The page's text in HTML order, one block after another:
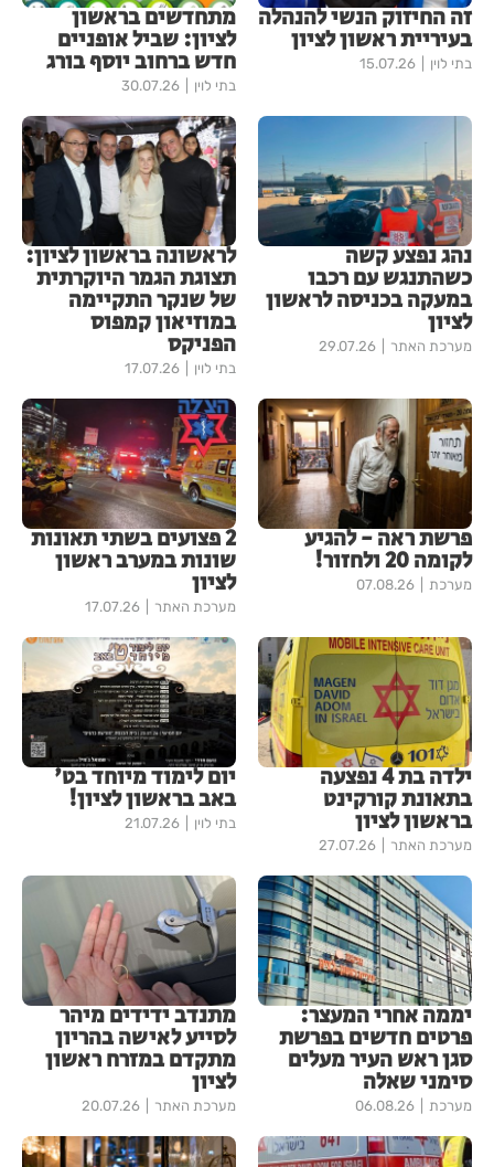
זה החיזוק הנשי להנהלה
בעיריית ראשון לציון
בתי לוין 15.07.26
מתחדשים בראשון
לציון: שביל אופניים
חדש ברחוב יוסף בורג
בתי לוין 30.07.26
נהג נפצע קשה
כשהתנגש עם רכבו
במעקה בכניסה לראשון
לציון
מערכת האתר 29.07.26
לראשונה בראשון לציון:
תצוגת הגמר היוקרתית
של שנקר התקיימה
במוזיאון קמפוס
הפניקס
בתי לוין 17.07.26
פרשת ראה - להגיע
לקומה 20 ולחזור!
מערכת 07.08.26
2 פצועים בשתי תאונות
שונות במערב ראשון
לציון
מערכת האתר 17.07.26
ילדה בת 4 נפצעה
בתאונת קורקינט
בראשון לציון
מערכת האתר 27.07.26
יום לימוד מיוחד בט'
באב בראשון לציון!
בתי לוין 21.07.26
יממה אחרי המעצר:
פרטים חדשים בפרשת
סגן ראש העיר מעלים
סימני שאלה
מערכת 06.08.26
מתנדב ידידים מיהר
לסייע לאישה בהריון
מתקדם במזרח ראשון
לציון
מערכת האתר 20.07.26